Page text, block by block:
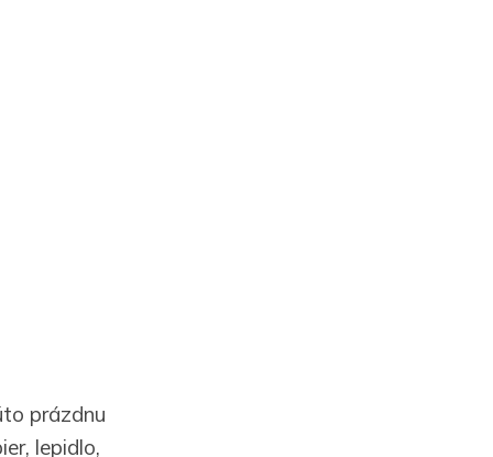
prázdnu
lepidlo,